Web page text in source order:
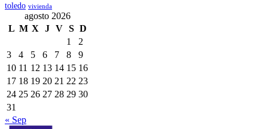
toledo vivienda
agosto 2026
L M X J V S D
1
2
3
4 5 6 7 8
9
10 11 12 13 14 15 16
17 18 19 20 21 22 23
24 25 26 27 28 29 30
31
« Sep